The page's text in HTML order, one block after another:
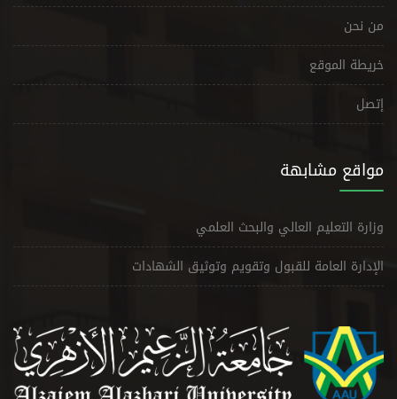
من نحن
خريطة الموقع
إتصل
مواقع مشابهة
وزارة التعليم العالي والبحث العلمي
الإدارة العامة للقبول وتقويم وتوثيق الشهادات